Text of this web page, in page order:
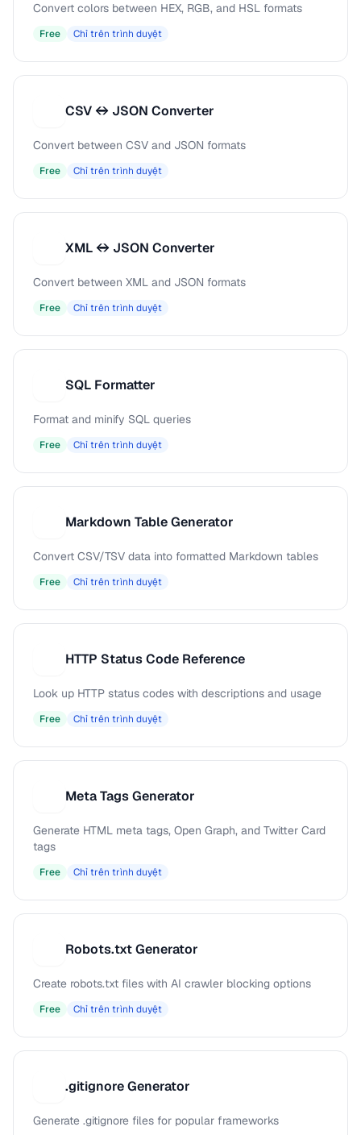
Convert colors between HEX, RGB, and HSL formats
Free Chỉ trên trình duyệt
CSV ↔ JSON Converter
Convert between CSV and JSON formats
Free Chỉ trên trình duyệt
XML ↔ JSON Converter
Convert between XML and JSON formats
Free Chỉ trên trình duyệt
SQL Formatter
Format and minify SQL queries
Free Chỉ trên trình duyệt
Markdown Table Generator
Convert CSV/TSV data into formatted Markdown tables
Free Chỉ trên trình duyệt
HTTP Status Code Reference
Look up HTTP status codes with descriptions and usage
Free Chỉ trên trình duyệt
Meta Tags Generator
Generate HTML meta tags, Open Graph, and Twitter Card
tags
Free Chỉ trên trình duyệt
Robots.txt Generator
Create robots.txt files with AI crawler blocking options
Free Chỉ trên trình duyệt
.gitignore Generator
Generate .gitignore files for popular frameworks